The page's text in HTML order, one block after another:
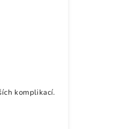
komplikací.